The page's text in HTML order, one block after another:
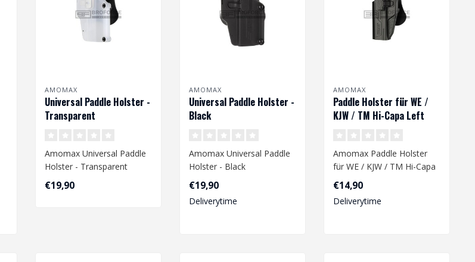
AMOMAX
Universal Paddle Holster -
Transparent
Amomax Universal Paddle
Holster - Transparent
€19,90
AMOMAX
Universal Paddle Holster -
Black
Amomax Universal Paddle
Holster - Black
€19,90
Deliverytime
AMOMAX
Paddle Holster für WE /
KJW / TM Hi-Capa Left
Amomax Paddle Holster
für WE / KJW / TM Hi-Capa
Left Hand - Black..
€14,90
Deliverytime